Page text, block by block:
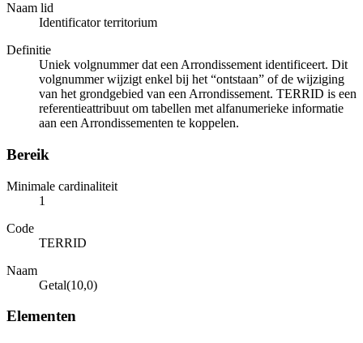
Naam lid
Identificator territorium
Definitie
Uniek volgnummer dat een Arrondissement identificeert. Dit
volgnummer wijzigt enkel bij het “ontstaan” of de wijziging
van het grondgebied van een Arrondissement. TERRID is een
referentieattribuut om tabellen met alfanumerieke informatie
aan een Arrondissementen te koppelen.
Bereik
Minimale cardinaliteit
1
Code
TERRID
Naam
Getal(10,0)
Elementen